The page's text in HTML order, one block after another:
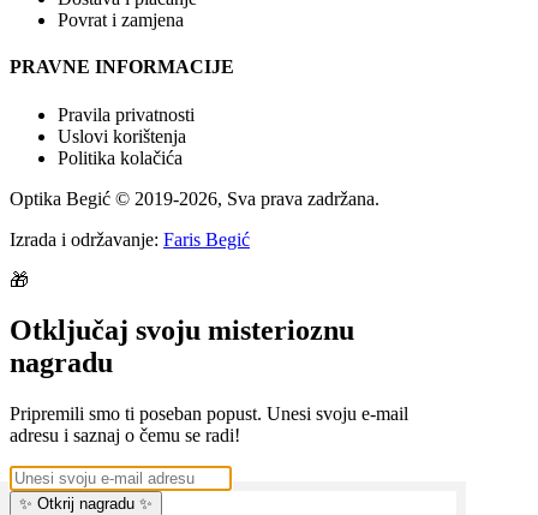
Povrat i zamjena
PRAVNE INFORMACIJE
Pravila privatnosti
Uslovi korištenja
Politika kolačića
Optika Begić © 2019-2026, Sva prava zadržana.
Izrada i održavanje: Faris Begić
🎁
Otključaj svoju misterioznu
nagradu
Pripremili smo ti poseban popust. Unesi svoju e-mail
adresu i saznaj o čemu se radi!
✨ Otkrij nagradu ✨